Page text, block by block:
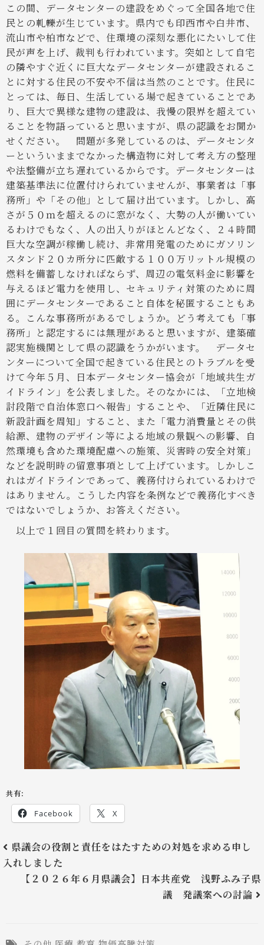
この間、データセンターの建設をめぐって全国各地で住
民との軋轢が生じています。県内でも印西市や白井市、
流山市や柏市などで、住環境の深刻な悪化にたいして住
民が声を上げ、裁判も行われています。突如として自宅
の隣やすぐ近くに巨大なデータセンターが建設されるこ
とに対する住民の不安や不信は当然のことです。住民に
とっては、毎日、生活している場で起きていることであ
り、巨大で異様な建物の建設は、我慢の限界を超えてい
ることを物語っていると思いますが、県の認識をお聞か
せください。
問題が多発しているのは、データセンタ
ーといういままでなかった構造物に対して考え方の整理
や法整備が立ち遅れているからです。データセンターは
建築基準法に位置付けられていませんが、事業者は「事
務所」や「その他」として届け出ています。しかし、高
さが５０ｍを超えるのに窓がなく、大勢の人が働いてい
るわけでもなく、人の出入りがほとんどなく、２４時間
巨大な空調が稼働し続け、非常用発電のためにガソリン
スタンド２０カ所分に匹敵する１００万リットル規模の
燃料を備蓄しなければならず、周辺の電気料金に影響を
与えるほど電力を使用し、セキュリティ対策のために周
囲にデータセンターであること自体を秘匿することもあ
る。こんな事務所があるでしょうか。どう考えても「事
務所」と認定するには無理があると思いますが、建築確
認実施機関として県の認識をうかがいます。
データセ
ンターについて全国で起きている住民とのトラブルを受
けて今年５月、日本データセンター協会が「地域共生ガ
イドライン」を公表しました。そのなかには、「立地検
討段階で自治体窓口へ報告」することや、「近隣住民に
新設計画を周知」すること、また「電力消費量とその供
給源、建物のデザイン等による地域の景観への影響、自
然環境も含めた環境配慮への施策、災害時の安全対策」
などを説明時の留意事項として上げています。しかしこ
れはガイドラインであって、義務付けられているわけで
はありません。こうした内容を条例などで義務化すべき
ではないでしょうか、お答えください。
以上で１回目の質問を終わります。
共有:
Facebook X
県議会の役割と責任をはたすための対処を求める申し
入れしました
【２０２６年６月県議会】日本共産党 浅野ふみ子県
議 発議案への討論